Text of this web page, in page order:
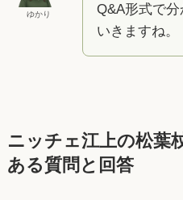
ゆかり
Q&A形式で
いきますね。
ニッチェ江上の松葉
ある質問と回答